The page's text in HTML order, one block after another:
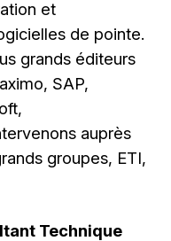
et
de pointe.
grands éditeurs
SAP,
auprès
groupes, ETI,
Technique